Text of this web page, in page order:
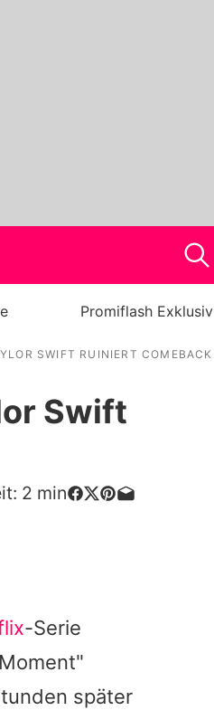
Promiflash Exklusiv
SWIFT RUINIERT COMEBACK
Swift
2 min
-Serie
später